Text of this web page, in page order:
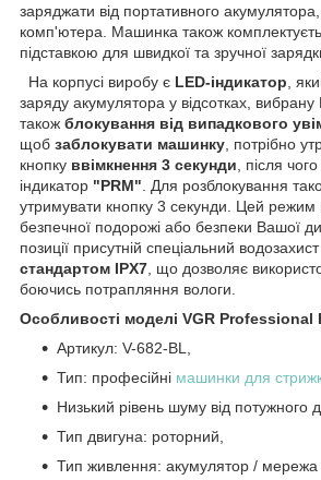
заряджати від портативного
комп'ютера. Машинка також
підставкою для швидкої та зручної
На корпусі виробу є LED-індикатор ,
заряду акумулятора у відсотках,
також блокування від випадкового
щоб заблокувати машинку , потрібно
кнопку ввімкнення 3 секунди , після
індикатор "PRM" . Для розблокування
утримувати кнопку 3 секунди. Цей режим
безпечної подорожі або безпеки Вашої
позиції присутній спеціальний
стандартом IPX7 , що дозволяє
боючись потрапляння вологи.
Особливості моделі VGR Professional
Артикул: V-682-BL,
Тип: професійні машинки для
Низький рівень шуму від потужного
Тип двигуна: роторний,
Тип живлення: акумулятор / мережа